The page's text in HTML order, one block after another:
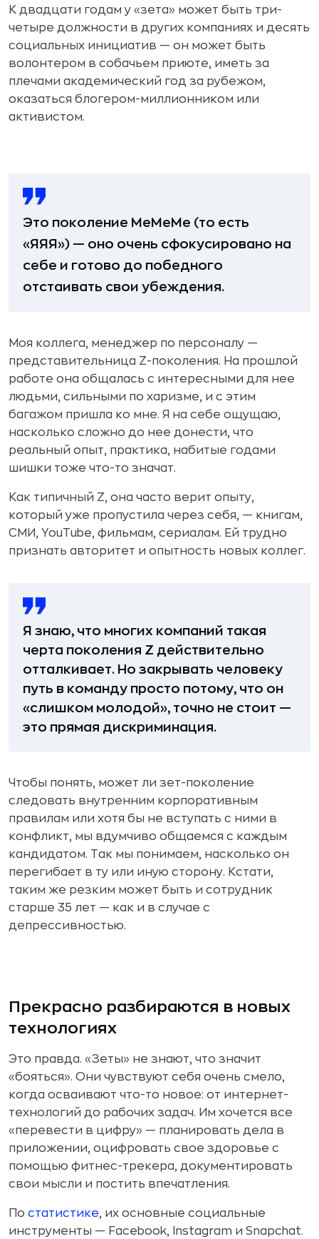
К двадцати годам у «зета» может быть три-
четыре должности в других компаниях и десять
социальных инициатив — он может быть
волонтером в собачьем приюте, иметь за
плечами академический год за рубежом,
оказаться блогером-миллионником или
активистом.
Это поколение MeMeMe (то есть
«ЯЯЯ») — оно очень сфокусировано на
себе и готово до победного
отстаивать свои убеждения.
Моя коллега, менеджер по персоналу —
представительница Z-поколения. На прошлой
работе она общалась с интересными для нее
людьми, сильными по харизме, и с этим
багажом пришла ко мне. Я на себе ощущаю,
насколько сложно до нее донести, что
реальный опыт, практика, набитые годами
шишки тоже что-то значат.
Как типичный Z, она часто верит опыту,
который уже пропустила через себя, — книгам,
СМИ, YouTube, фильмам, сериалам. Ей трудно
признать авторитет и опытность новых коллег.
Я знаю, что многих компаний такая
черта поколения Z действительно
отталкивает. Но закрывать человеку
путь в команду просто потому, что он
«слишком молодой», точно не стоит —
это прямая дискриминация.
Чтобы понять, может ли зет-поколение
следовать внутренним корпоративным
правилам или хотя бы не вступать с ними в
конфликт, мы вдумчиво общаемся с каждым
кандидатом. Так мы понимаем, насколько он
перегибает в ту или иную сторону. Кстати,
таким же резким может быть и сотрудник
старше 35 лет — как и в случае с
депрессивностью.
Прекрасно разбираются в новых
технологиях
Это правда. «Зеты» не знают, что значит
«бояться». Они чувствуют себя очень смело,
когда осваивают что-то новое: от интернет-
технологий до рабочих задач. Им хочется все
«перевести в цифру» — планировать дела в
приложении, оцифровать свое здоровье с
помощью фитнес-трекера, документировать
свои мысли и постить впечатления.
По статистике, их основные социальные
инструменты — Facebook, Instagram и Snapchat.